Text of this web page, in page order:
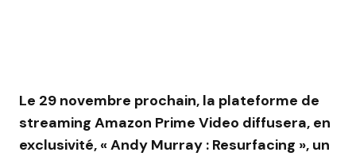
Le 29 novembre prochain, la plateforme de
streaming Amazon Prime Video diffusera, en
exclusivité, « Andy Murray : Resurfacing », un